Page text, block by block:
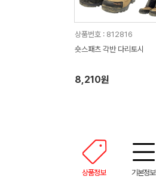
상품번호 : 812816
숏스패츠 각반 다리토시
8,210원
상품정보 기본정보